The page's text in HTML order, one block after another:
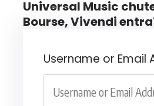
Universal Music
Bourse, Vivendi
Username or Email